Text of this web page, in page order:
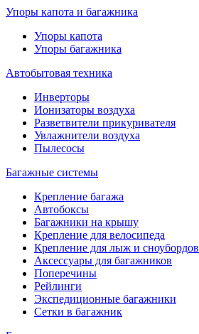
Упоры капота и багажника
Упоры капота
Упоры багажника
Автобытовая техника
Инверторы
Ионизаторы воздуха
Разветвители прикуривателя
Увлажнители воздуха
Пылесосы
Багажные системы
Крепление багажа
Автобоксы
Багажники на крышу
Крепление для велосипеда
Крепление для лыж и сноубордов
Аксессуары для багажников
Поперечины
Рейлинги
Экспедиционные багажники
Сетки в багажник